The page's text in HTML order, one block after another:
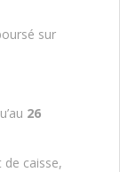
sur
26
caisse,